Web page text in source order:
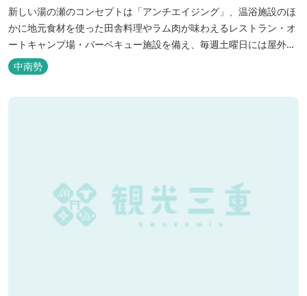
新しい湯の瀬のコンセプトは「アンチエイジング」、温浴施設のほ
かに地元食材を使った田舎料理やラム肉が味わえるレストラン・オ
ートキャンプ場・バーベキュー施設を備え、毎週土曜日には屋外に
「湯の瀬市場」を設け、新鮮野菜の販売が行われています。 また、
観光旅行が困難な障がい者や介助が必要な高齢者の利用に特化した
福祉旅館として、全館バリアフリー、車いす対応の貸切風呂、リフ
中南勢